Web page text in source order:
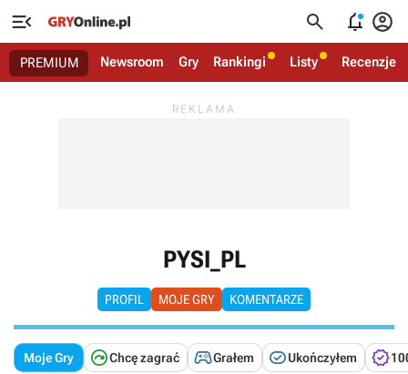
   
PREMIUM Newsroom Gry Rankingi Listy Recenzje
PYSI_PL
PROFIL MOJE GRY KOMENTARZE
Moje Gry Chcę zagrać Grałem Ukończyłem 